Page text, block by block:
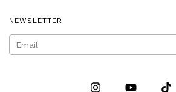
NEWSLETTER